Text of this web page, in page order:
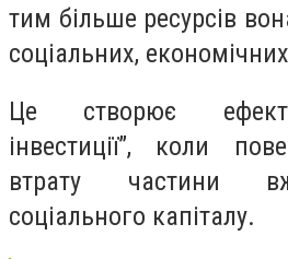
тим більше ресурсів
соціальних,
Це створює ефект
інвестиції”, коли
втрату частини
соціального капіталу.